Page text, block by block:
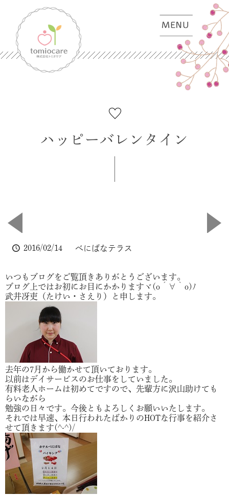
ハッピーバレンタイン
2016/02/14 べにばなテラス
いつもブログをご覧頂きありがとうございます。
ブログ上ではお初にお目にかかりますヾ(o´∀｀o)ﾉ
武井冴吏（たけい・さえり）と申します。
去年の7月から働かせて頂いております。
以前はデイサービスのお仕事をしていました。
有料老人ホームは初めてですので、先輩方に沢山助けても
らいながら
勉強の日々です。今後ともよろしくお願いいたします。
それでは早速、本日行われたばかりのHOTな行事を紹介さ
せて頂きます(^-^)/